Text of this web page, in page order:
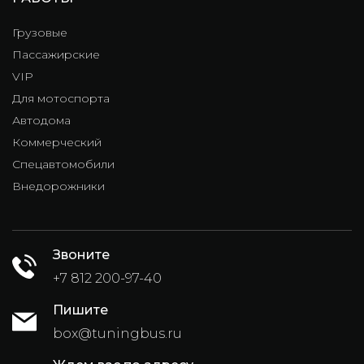
Грузовые
Пассажирские
VIP
Для мотоспорта
Автодома
Коммерческий
Спецавтомобили
Внедорожники
Звоните
+7 812 200-97-40
Пишите
box@tuningbus.ru